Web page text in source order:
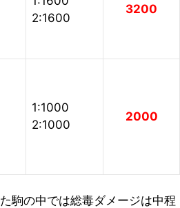
2:1600
3200
1:1000
2:1000
2000
駒の中では総毒ダメージは中程